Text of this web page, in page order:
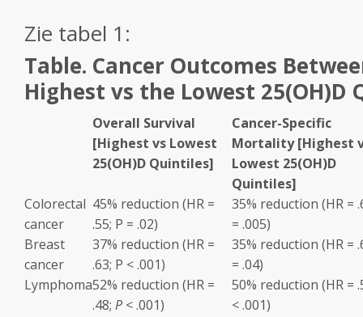
Zie tabel 1:
Table. Cancer Outcomes
Highest vs the Lowest 25(OH)D
Overall Survival
[Highest vs Lowest
25(OH)D Quintiles]
Cancer-Specific
Mortality [Highest
Lowest 25(OH)D
Quintiles]
Colorectal
cancer
45% reduction (HR =
.55; P = .02)
35% reduction (HR =
= .005)
Breast
cancer
37% reduction (HR =
.63; P < .001)
35% reduction (HR =
= .04)
Lymphoma52% reduction (HR =
.48; P < .001)
50% reduction (HR =
< .001)